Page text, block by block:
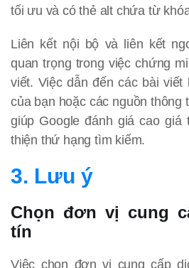
tối ưu và có thẻ alt chứa từ
Liên kết nội bộ và liên kết
quan trọng trong việc chứng
viết. Việc dẫn đến các bài viết
của bạn hoặc các nguồn thông
giúp Google đánh giá cao giá
thiện thứ hạng tìm kiếm.
3. Lưu ý
Chọn đơn vị cung
tín
Việc chọn đơn vị cung cấp